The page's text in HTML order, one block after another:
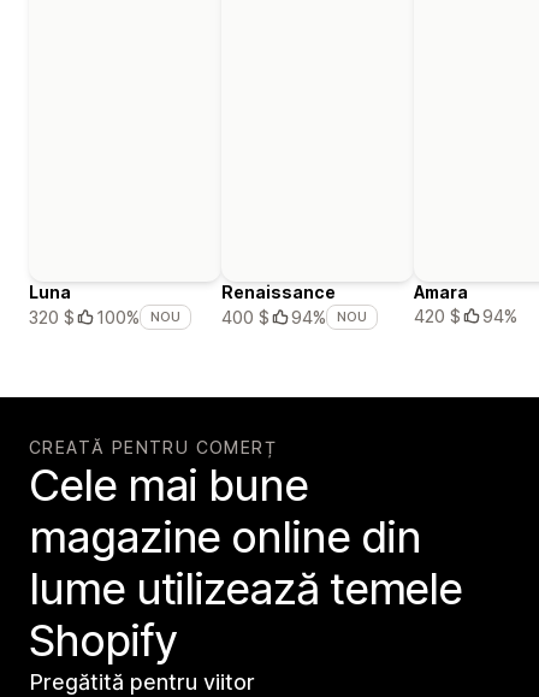
Luna
320 $
100% NOU
Renaissance
400 $
94% NOU
Amara
420 $
94%
CREATĂ PENTRU COMERȚ
Cele mai bune
magazine online din
lume utilizează temele
Shopify
Pregătită pentru viitor